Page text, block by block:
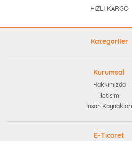
HIZLI KARGO
Kategoriler
Kurumsal
Hakkımızda
İletişim
İnsan Kaynakları
E-Ticaret